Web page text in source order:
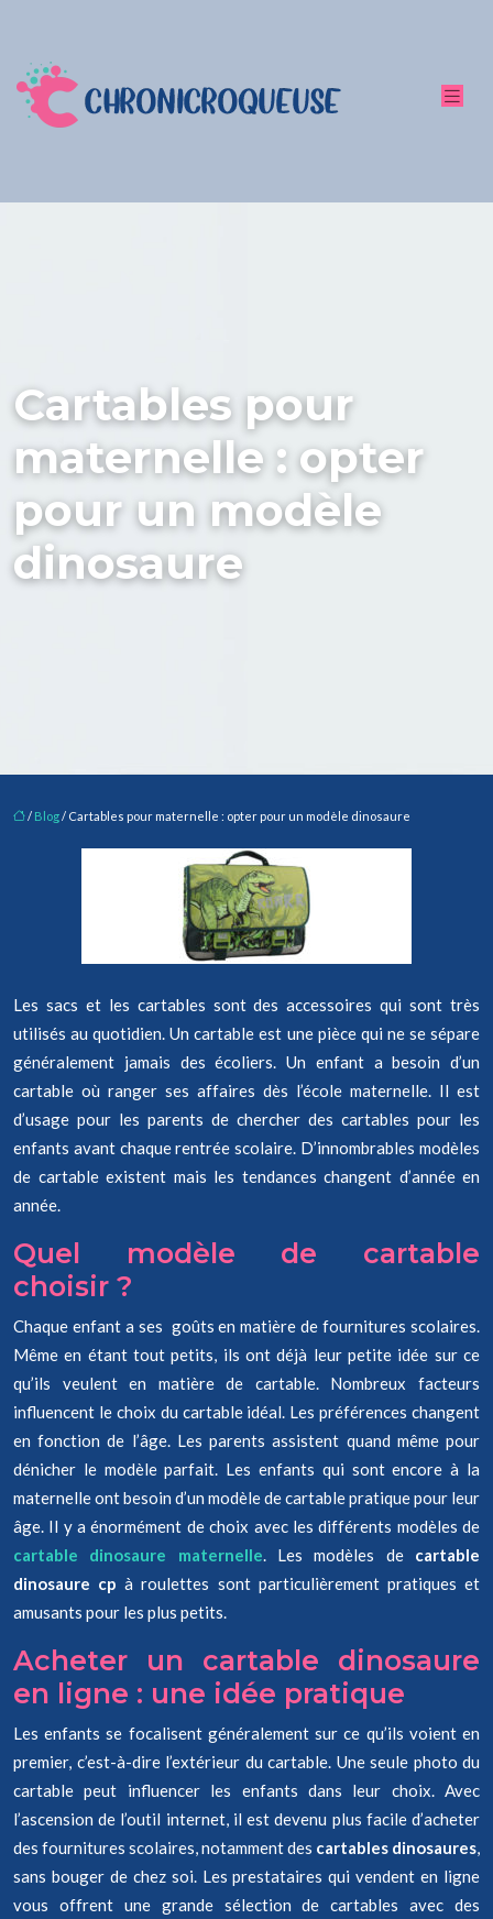
Cartables pour
maternelle : opter
pour un modèle
dinosaure
/ Blog/ Cartables pour maternelle : opter pour un modèle dinosaure
Les sacs et les cartables sont des accessoires qui sont très
utilisés au quotidien. Un cartable est une pièce qui ne se sépare
généralement jamais des écoliers. Un enfant a besoin d’un
cartable où ranger ses affaires dès l’école maternelle. Il est
d’usage pour les parents de chercher des cartables pour les
enfants avant chaque rentrée scolaire. D’innombrables modèles
de cartable existent mais les tendances changent d’année en
année.
Quel modèle de cartable
choisir ?
Chaque enfant a ses goûts en matière de fournitures scolaires.
Même en étant tout petits, ils ont déjà leur petite idée sur ce
qu’ils veulent en matière de cartable. Nombreux facteurs
influencent le choix du cartable idéal. Les préférences changent
en fonction de l’âge. Les parents assistent quand même pour
dénicher le modèle parfait. Les enfants qui sont encore à la
maternelle ont besoin d’un modèle de cartable pratique pour leur
âge. Il y a énormément de choix avec les différents modèles de
cartable dinosaure maternelle. Les modèles de cartable
dinosaure cp à roulettes sont particulièrement pratiques et
amusants pour les plus petits.
Acheter un cartable dinosaure
en ligne : une idée pratique
Les enfants se focalisent généralement sur ce qu’ils voient en
premier, c’est-à-dire l’extérieur du cartable. Une seule photo du
cartable peut influencer les enfants dans leur choix. Avec
l’ascension de l’outil internet, il est devenu plus facile d’acheter
des fournitures scolaires, notamment des cartables dinosaures,
sans bouger de chez soi. Les prestataires qui vendent en ligne
vous offrent une grande sélection de cartables avec des